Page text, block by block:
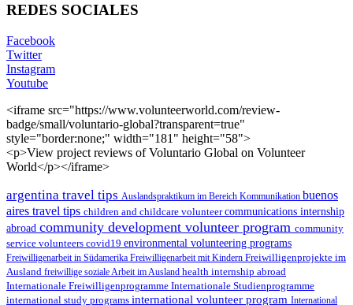
REDES SOCIALES
Facebook
Twitter
Instagram
Youtube
<iframe src="https://www.volunteerworld.com/review-
badge/small/voluntario-global?transparent=true"
style="border:none;" width="181" height="58">
<p>View project reviews of Voluntario Global on Volunteer
World</p></iframe>
argentina travel tips Auslandspraktikum im Bereich Kommunikation buenos
aires travel tips children and childcare volunteercommunications internship
abroad community development volunteer program community
service volunteers covid19 environmental volunteering programs
Freiwilligenarbeit in Südamerika Freiwilligenarbeit mit Kindern Freiwilligenprojekte im
Ausland freiwillige soziale Arbeit im Ausland health internship abroad
Internationale Freiwilligenprogramme Internationale Studienprogramme
international study programs international volunteer program International